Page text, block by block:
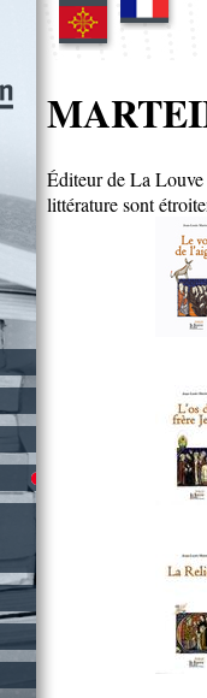
Éditeur de La Louve
littérature sont